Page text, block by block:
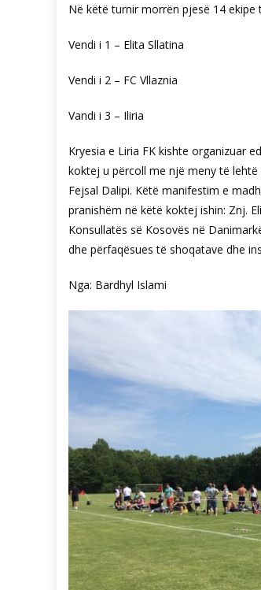
Në këtë turnir morrën pjesë 14
Vendi i 1 – Elita Sllatina
Vendi i 2 – FC Vllaznia
Vandi i 3 – Iliria
Kryesia e Liria FK kishte organizuar
koktej u përcoll me një meny të
Fejsal Dalipi. Këtë manifestim e
pranishëm në këtë koktej ishin: Znj.
Konsullatës së Kosovës në
dhe përfaqësues të shoqatave dhe
Nga: Bardhyl Islami